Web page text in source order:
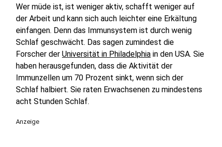
Wer müde ist, ist weniger aktiv, schafft weniger auf
der Arbeit und kann sich auch leichter eine Erkältung
einfangen. Denn das Immunsystem ist durch wenig
Schlaf geschwächt. Das sagen zumindest die
Forscher der Universität in Philadelphia in den USA. Sie
haben herausgefunden, dass die Aktivität der
Immunzellen um 70 Prozent sinkt, wenn sich der
Schlaf halbiert. Sie raten Erwachsenen zu mindestens
acht Stunden Schlaf.
Anzeige